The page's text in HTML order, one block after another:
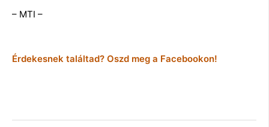
– MTI –
Érdekesnek találtad? Oszd meg a Facebookon!